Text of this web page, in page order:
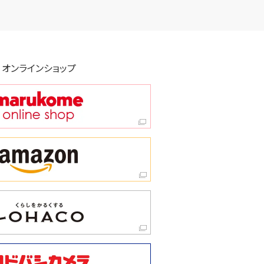
オンラインショップ